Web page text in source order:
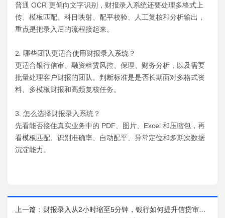
普通 OCR 更偏向文字识别，财报录入系统还要处理多格式上
传、模板匹配、科目映射、配平校验、人工复核和分析输出，
重点是把录入后的流程接起来。
2. 哪些团队更适合使用财报录入系统？
更适合银行信审、融资租赁风控、保理、财务分析，以及需要
批量处理客户财报的团队。判断标准是是否长期面对多格式资
料、多模板财报和高频复核任务。
3. 怎么选择财报录入系统？
先看能否接住真实业务中的 PDF、图片、Excel 和压缩包，再
看模板匹配、识别准确率、自动配平、异常定位和多期次数据
沉淀能力。
上一篇： 财报录入从2小时缩至5分钟，银行如何提升信贷审批